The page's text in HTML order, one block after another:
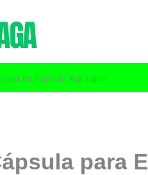
em [local]: Só Paga Depois
para